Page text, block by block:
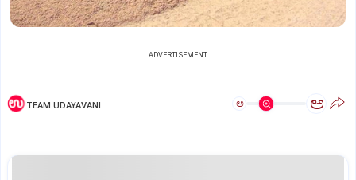
ADVERTISEMENT
TEAM UDAYAVANI ಅ ಅ